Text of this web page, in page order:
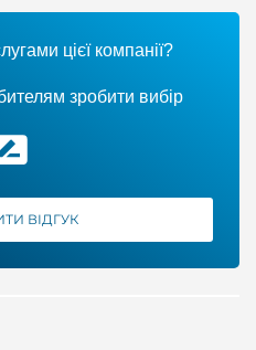
цієї компанії?
зробити вибір
ВІДГУК